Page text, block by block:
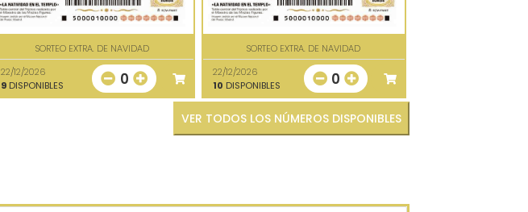
SORTEO EXTRA. DE NAVIDAD
22/12/2026
9 DISPONIBLES 0
SORTEO EXTRA. DE NAVIDAD
22/12/2026
10 DISPONIBLES 0
VER TODOS LOS NÚMEROS DISPONIBLES